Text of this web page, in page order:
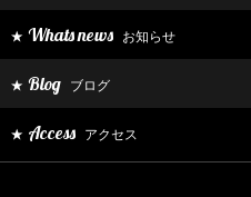
★ Whats news お知らせ
★ Blog ブログ
★ Access アクセス